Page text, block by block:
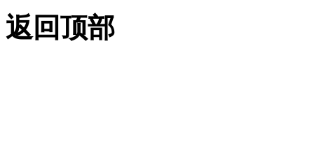
返回顶部